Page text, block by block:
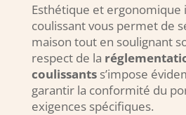
Esthétique et ergonomique
coulissant vous permet de
maison tout en soulignant
respect de la
coulissantss’impose
garantir la conformité du
exigences spécifiques.